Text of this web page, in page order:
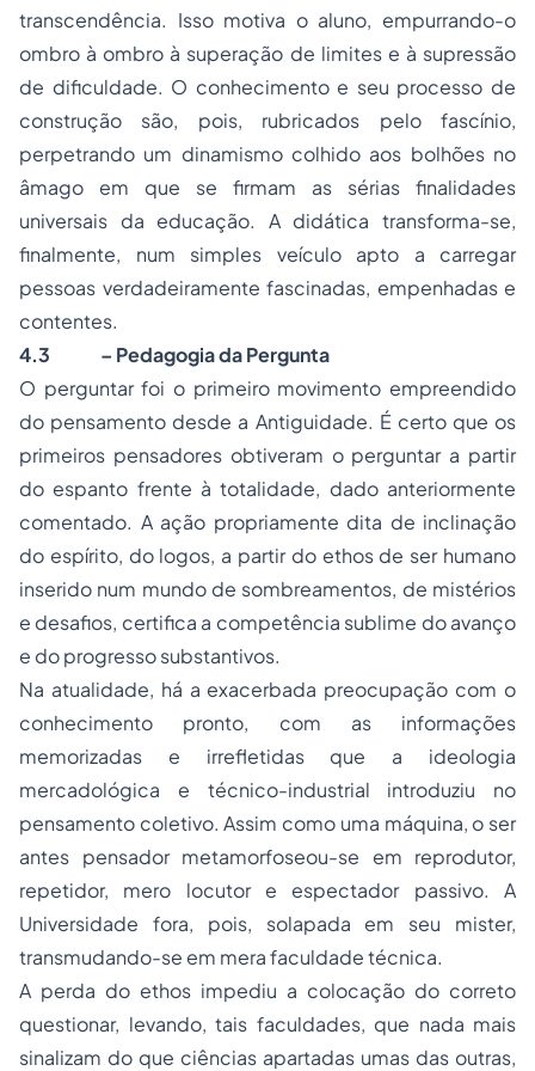
transcendência. Isso motiva o aluno, empurrando-o
ombro à ombro à superação de limites e à supressão
de dificuldade. O conhecimento e seu processo de
construção são, pois, rubricados pelo fascínio,
perpetrando um dinamismo colhido aos bolhões no
âmago em que se firmam as sérias finalidades
universais da educação. A didática transforma-se,
finalmente, num simples veículo apto a carregar
pessoas verdadeiramente fascinadas, empenhadas e
contentes.
4.3 – Pedagogia da Pergunta
O perguntar foi o primeiro movimento empreendido
do pensamento desde a Antiguidade. É certo que os
primeiros pensadores obtiveram o perguntar a partir
do espanto frente à totalidade, dado anteriormente
comentado. A ação propriamente dita de inclinação
do espírito, do logos, a partir do ethos de ser humano
inserido num mundo de sombreamentos, de mistérios
e desafios, certifica a competência sublime do avanço
e do progresso substantivos.
Na atualidade, há a exacerbada preocupação com o
conhecimento pronto, com as informações
memorizadas e irrefletidas que a ideologia
mercadológica e técnico-industrial introduziu no
pensamento coletivo. Assim como uma máquina, o ser
antes pensador metamorfoseou-se em reprodutor,
repetidor, mero locutor e espectador passivo. A
Universidade fora, pois, solapada em seu mister,
transmudando-se em mera faculdade técnica.
A perda do ethos impediu a colocação do correto
questionar, levando, tais faculdades, que nada mais
sinalizam do que ciências apartadas umas das outras,